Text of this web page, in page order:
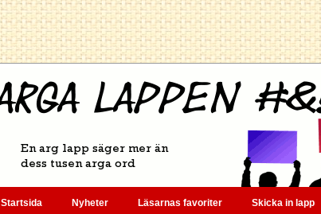
Startsida Nyheter Läsarnas favoriter Skicka in lapp